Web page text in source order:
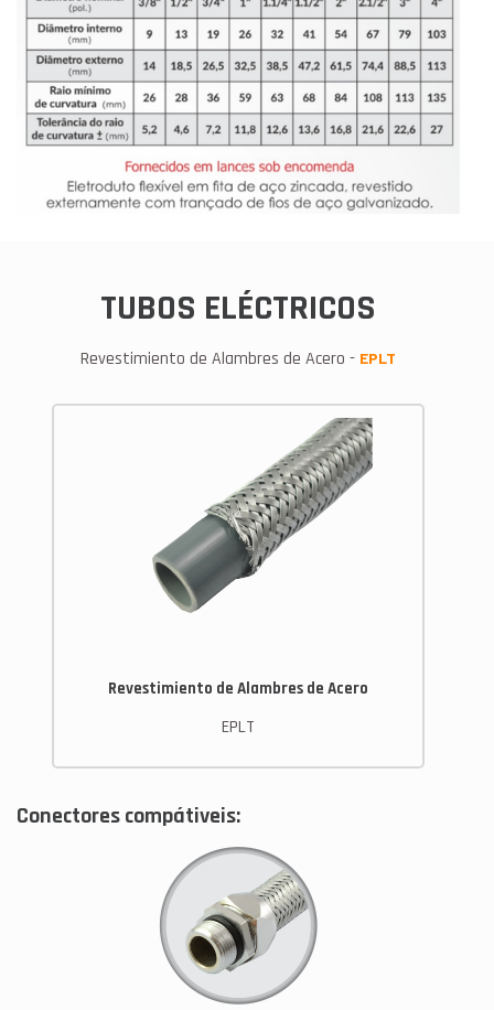
TUBOS ELÉCTRICOS
Revestimiento de Alambres de Acero - EPLT
Revestimiento de Alambres de Acero
EPLT
Conectores compátiveis: